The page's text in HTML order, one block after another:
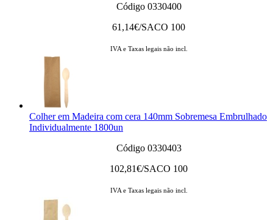
Código 0330400
61,14€/SACO 100
IVA e Taxas legais não incl.
Colher em Madeira com cera 140mm Sobremesa Embrulhado
Individualmente 1800un
Código 0330403
102,81€/SACO 100
IVA e Taxas legais não incl.